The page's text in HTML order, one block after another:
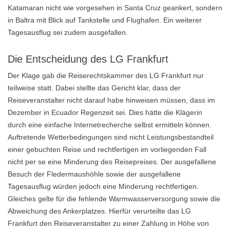
Katamaran nicht wie vorgesehen in Santa Cruz geankert, sondern
in Baltra mit Blick auf Tankstelle und Flughafen. Ein weiterer
Tagesausflug sei zudem ausgefallen.
Die Entscheidung des LG Frankfurt
Der Klage gab die Reiserechtskammer des LG Frankfurt nur
teilweise statt. Dabei stellte das Gericht klar, dass der
Reiseveranstalter nicht darauf habe hinweisen müssen, dass im
Dezember in Ecuador Regenzeit sei. Dies hätte die Klägerin
durch eine einfache Internetrecherche selbst ermitteln können.
Auftretende Wetterbedingungen sind nicht Leistungsbestandteil
einer gebuchten Reise und rechtfertigen im vorliegenden Fall
nicht per se eine Minderung des Reisepreises. Der ausgefallene
Besuch der Fledermaushöhle sowie der ausgefallene
Tagesausflug würden jedoch eine Minderung rechtfertigen.
Gleiches gelte für die fehlende Warmwasserversorgung sowie die
Abweichung des Ankerplatzes. Hierfür verurteilte das LG
Frankfurt den Reiseveranstalter zu einer Zahlung in Höhe von